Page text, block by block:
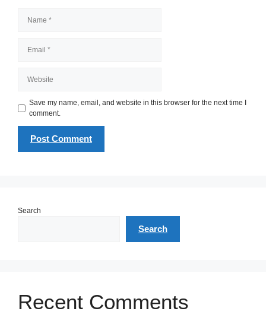
Save my name, email, and website in this browser for the next time I
comment.
Search
Search
Recent Comments